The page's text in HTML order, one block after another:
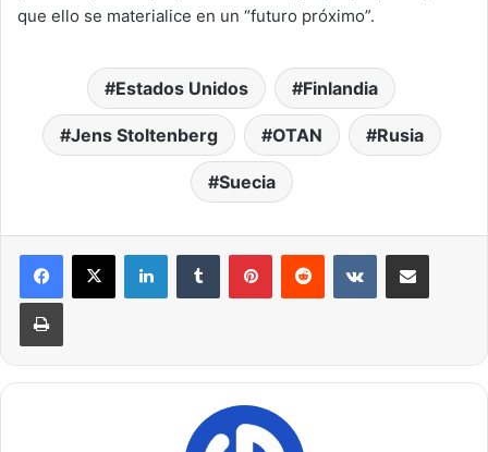
que ello se materialice en un “futuro próximo”.
Estados Unidos Finlandia
Jens Stoltenberg OTAN Rusia
Suecia
LinkedInTumblr PinterestReddit VKontakteCompartir por correo
Imprimir